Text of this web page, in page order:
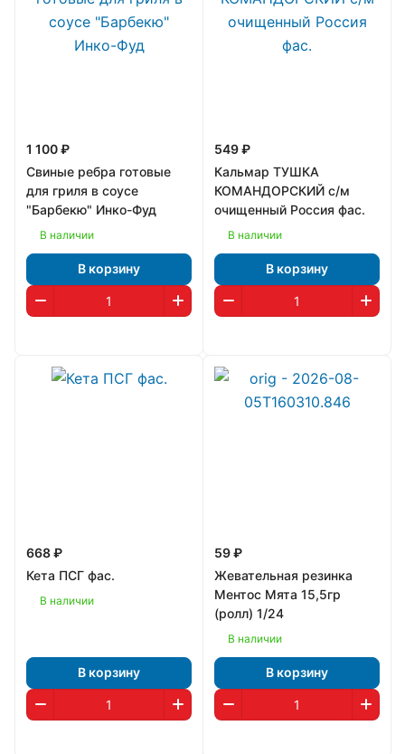
1 100 ₽
Свиные ребра готовые
для гриля в соусе
"Барбекю" Инко-Фуд
В наличии
В корзину
549 ₽
Кальмар ТУШКА
КОМАНДОРСКИЙ с/м
очищенный Россия фас.
В наличии
В корзину
668 ₽
Кета ПСГ фас.
В наличии
В корзину
59 ₽
Жевательная резинка
Ментос Мята 15,5гр
(ролл) 1/24
В наличии
В корзину